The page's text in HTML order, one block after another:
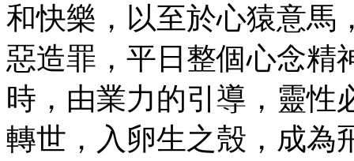
和快樂，以至於心猿意馬
惡造罪，平日整個心念精
時，由業力的引導，靈性
轉世，入卵生之殼，成為